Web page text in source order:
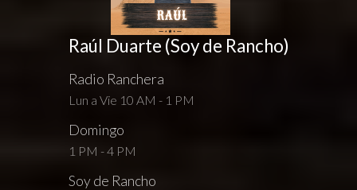
Raúl Duarte (Soy de Rancho)
Radio Ranchera
Lun a Vie 10 AM - 1 PM
Domingo
1 PM - 4 PM
Soy de Rancho